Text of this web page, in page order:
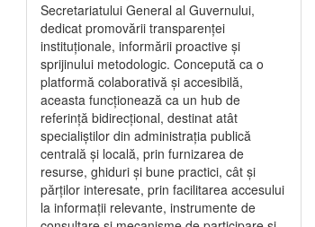
Secretariatului General al Guvernului,
dedicat promovării transparenței
instituționale, informării proactive și
sprijinului metodologic. Concepută ca o
platformă colaborativă și accesibilă,
aceasta funcționează ca un hub de
referință bidirecțional, destinat atât
specialiștilor din administrația publică
centrală și locală, prin furnizarea de
resurse, ghiduri și bune practici, cât și
părților interesate, prin facilitarea accesului
la informații relevante, instrumente de